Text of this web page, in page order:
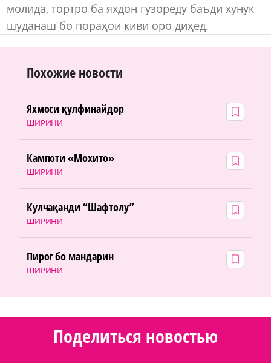
молида, тортро ба яхдон гузореду баъди хунук
шуданаш бо пораҳои киви оро диҳед.
Похожие новости
ШИРИНИ
Яхмоси қулфинайдор
ШИРИНИ
Кампоти «Мохито»
ШИРИНИ
Кулчақанди “Шафтолу”
ШИРИНИ
Пирог бо мандарин
Поделиться новостью